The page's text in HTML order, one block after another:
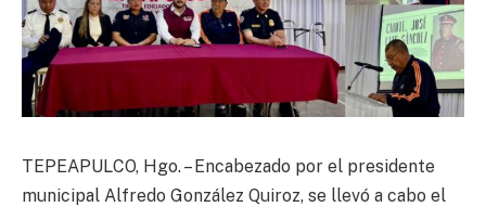
TEPEAPULCO, Hgo. – Encabezado por el presidente
municipal Alfredo González Quiroz, se llevó a cabo el